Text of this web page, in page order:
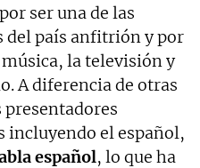
ser una de las
del país anfitrión y por
la televisión y
A diferencia de otras
presentadores
incluyendo el español,
español, lo que ha